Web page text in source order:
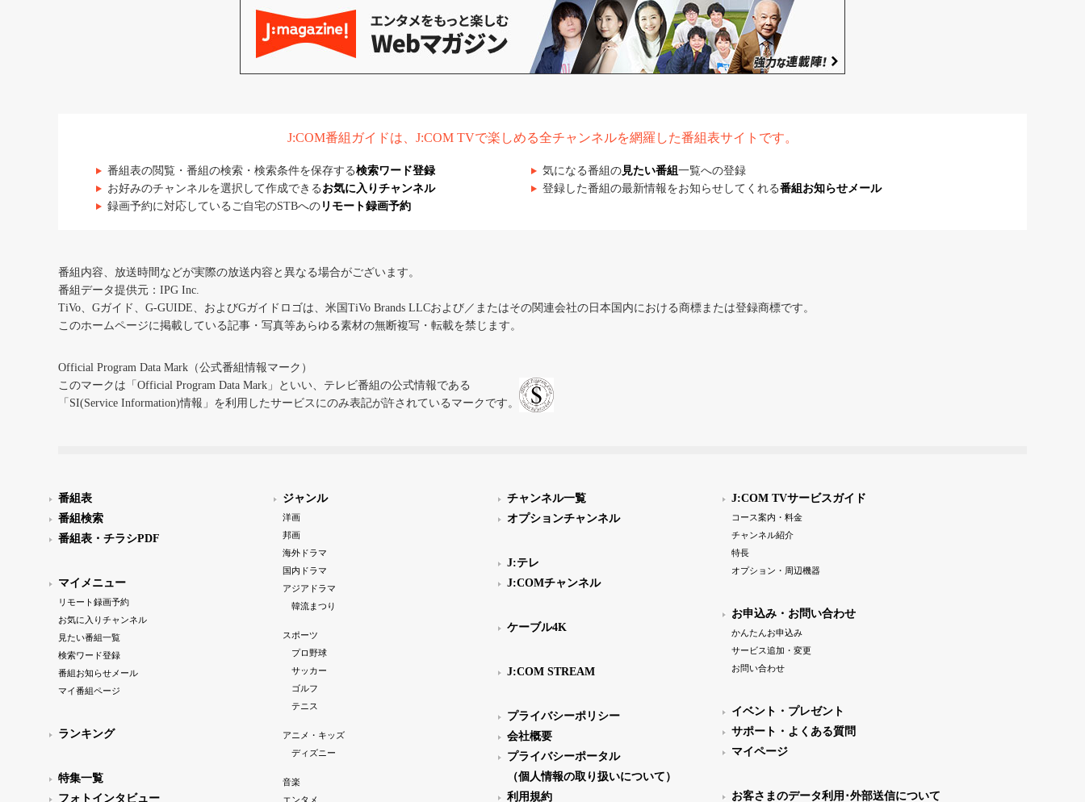
J:COM番組ガイドは、J:COM TVで楽しめる全チャンネルを網羅した番組表サイトです。
番組表の閲覧・番組の検索・検索条件を保存する検索ワード登録 気になる番組の見たい番組 一覧への登録
お好みのチャンネルを選択して作成できる お気に入りチャンネル 登録した番組の最新情報をお知らせしてくれる番組お知らせメール
録画予約に対応しているご自宅のSTBへの リモート録画予約
番組内容、放送時間などが実際の放送内容と異なる場合がございます。
番組データ提供元：IPG Inc.
TiVo、Gガイド、G-GUIDE、およびGガイドロゴは、米国TiVo Brands LLCおよび／またはその関連会社の日本国内における商標または登録商標です。
このホームページに掲載している記事・写真等あらゆる素材の無断複写・転載を禁じます。
Official Program Data Mark（公式番組情報マーク）
このマークは「Official Program Data Mark」といい、テレビ番組の公式情報である
「SI(Service Information)情報」を利用したサービスにのみ表記が許されているマークです。
番組表
番組検索
番組表・チラシPDF
マイメニュー
リモート録画予約
お気に入りチャンネル
見たい番組一覧
検索ワード登録
番組お知らせメール
マイ番組ページ
ランキング
特集一覧
フォトインタビュー
ジャンル
洋画
邦画
海外ドラマ
国内ドラマ
アジアドラマ
韓流まつり
スポーツ
プロ野球
サッカー
ゴルフ
テニス
アニメ・キッズ
ディズニー
音楽
エンタメ
チャンネル一覧
オプションチャンネル
J:テレ
J:COMチャンネル
ケーブル4K
J:COM STREAM
プライバシーポリシー
会社概要
プライバシーポータル
（個人情報の取り扱いについて）
利用規約
J:COM TVサービスガイド
コース案内・料金
チャンネル紹介
特長
オプション・周辺機器
お申込み・お問い合わせ
かんたんお申込み
サービス追加・変更
お問い合わせ
イベント・プレゼント
サポート・よくある質問
マイページ
お客さまのデータ利用･外部送信について